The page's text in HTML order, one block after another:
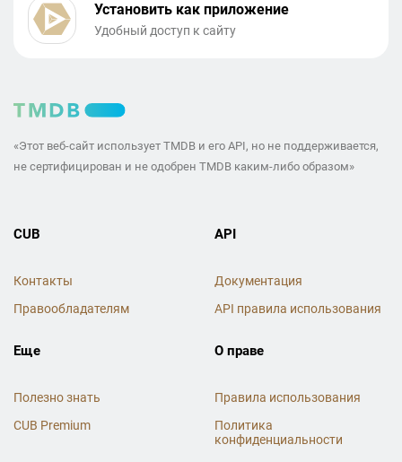
Установить как приложение
Удобный доступ к сайту
«Этот веб-сайт использует TMDB и его API, но не поддерживается,
не сертифицирован и не одобрен TMDB каким-либо образом»
CUB
Контакты
Правообладателям
API
Документация
API правила использования
Еще
Полезно знать
CUB Premium
О праве
Правила использования
Политика
конфиденциальности